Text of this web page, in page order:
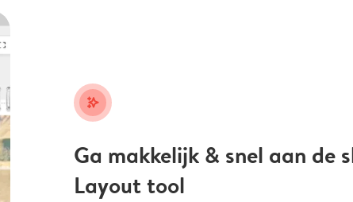
stars_plus
Ga makkelijk & snel aan de
Layout tool